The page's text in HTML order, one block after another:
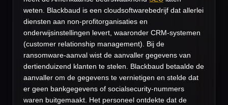
weten. Blackbaud is een cloudsoftwarebedrijf dat allerlei
diensten aan non-profitorganisaties en
onderwijsinstellingen levert, waaronder CRM-systemen
(customer relationship management). Bij de
ransomware-aanval wist de aanvaller gegevens van
dertienduizend klanten te stelen. Blackbaud betaalde de
aanvaller om de gegevens te vernietigen en stelde dat
er geen bankgegevens of socialsecurity-nummers
waren buitgemaakt. Het personeel ontdekte dat de